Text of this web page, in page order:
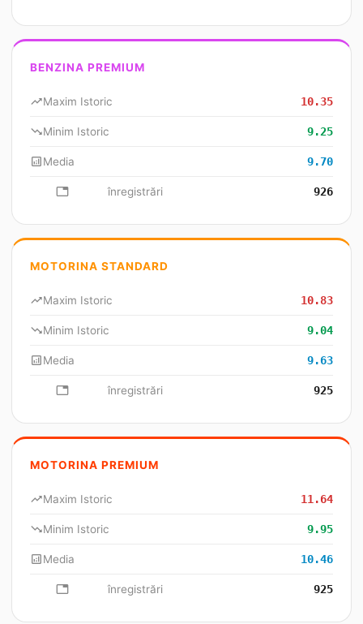
BENZINA PREMIUM
trending_upMaxim Istoric 10.35
trending_downMinim Istoric 9.25
analyticsMedia 9.70
database înregistrări 926
MOTORINA STANDARD
trending_upMaxim Istoric 10.83
trending_downMinim Istoric 9.04
analyticsMedia 9.63
database înregistrări 925
MOTORINA PREMIUM
trending_upMaxim Istoric 11.64
trending_downMinim Istoric 9.95
analyticsMedia 10.46
database înregistrări 925